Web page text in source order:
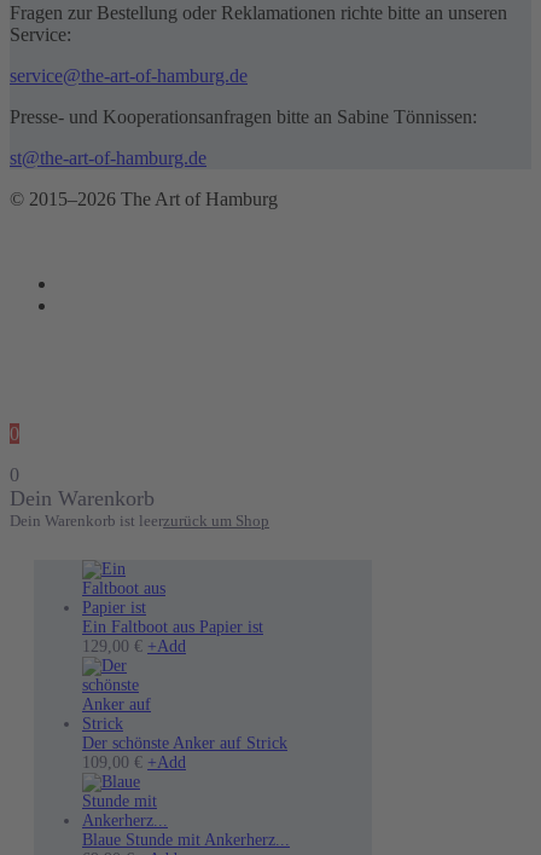
Fragen zur Bestellung oder Reklamationen richte bitte an unseren
Service:
service@the-art-of-hamburg.de
Presse- und Kooperationsanfragen bitte an Sabine Tönnissen:
st@the-art-of-hamburg.de
© 2015–2026 The Art of Hamburg
0
0
Dein Warenkorb
Dein Warenkorb ist leerzurück um Shop
Ein Faltboot aus Papier ist
129,00 € +Add
auf.
der
Der schönste Anker auf Strick
109,00 € +Add
Varianten
Blaue Stunde mit Ankerherz...